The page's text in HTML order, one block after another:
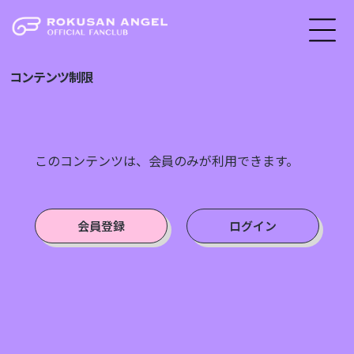
コンテンツ制限
このコンテンツは、会員のみが利用できます。
会員登録 ログイン